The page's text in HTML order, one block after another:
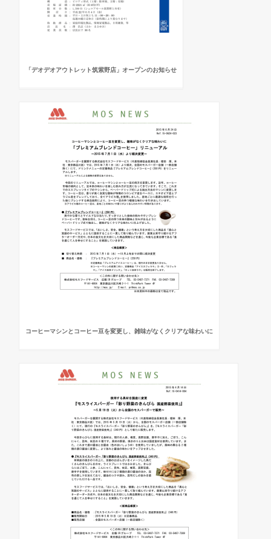
「デオデオアウトレット筑紫野店」オープンのお知らせ
コーヒーマシンとコーヒー豆を変更し、雑味がなくクリアな味わいに